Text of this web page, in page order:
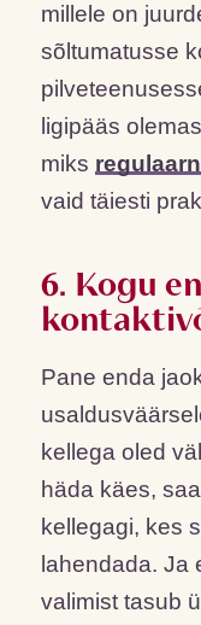
millele on
sõltumatusse
ligipääs
miks
vaid täiesti
6. Kogu
Pane enda
kellega oled
häda käes,
kellegagi, kes
lahendada. Ja
valimist tasub